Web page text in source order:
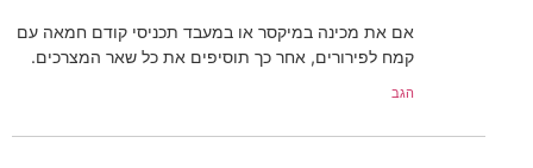
אם את מכינה במיקסר או במעבד תכניסי קודם חמאה עם
קמח לפירורים, אחר כך תוסיפים את כל שאר המצרכים.
הגב